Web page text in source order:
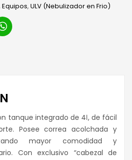
Equipos, ULV (Nebulizador en Frio)
tanque integrado de 4ℓ, de fácil
Posee correa acolchada y
mayor comodidad y
Con exclusivo “cabezal de